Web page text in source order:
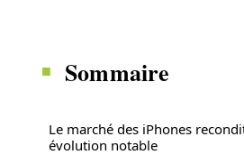
Sommaire
Le marché des iPhones
évolution notable